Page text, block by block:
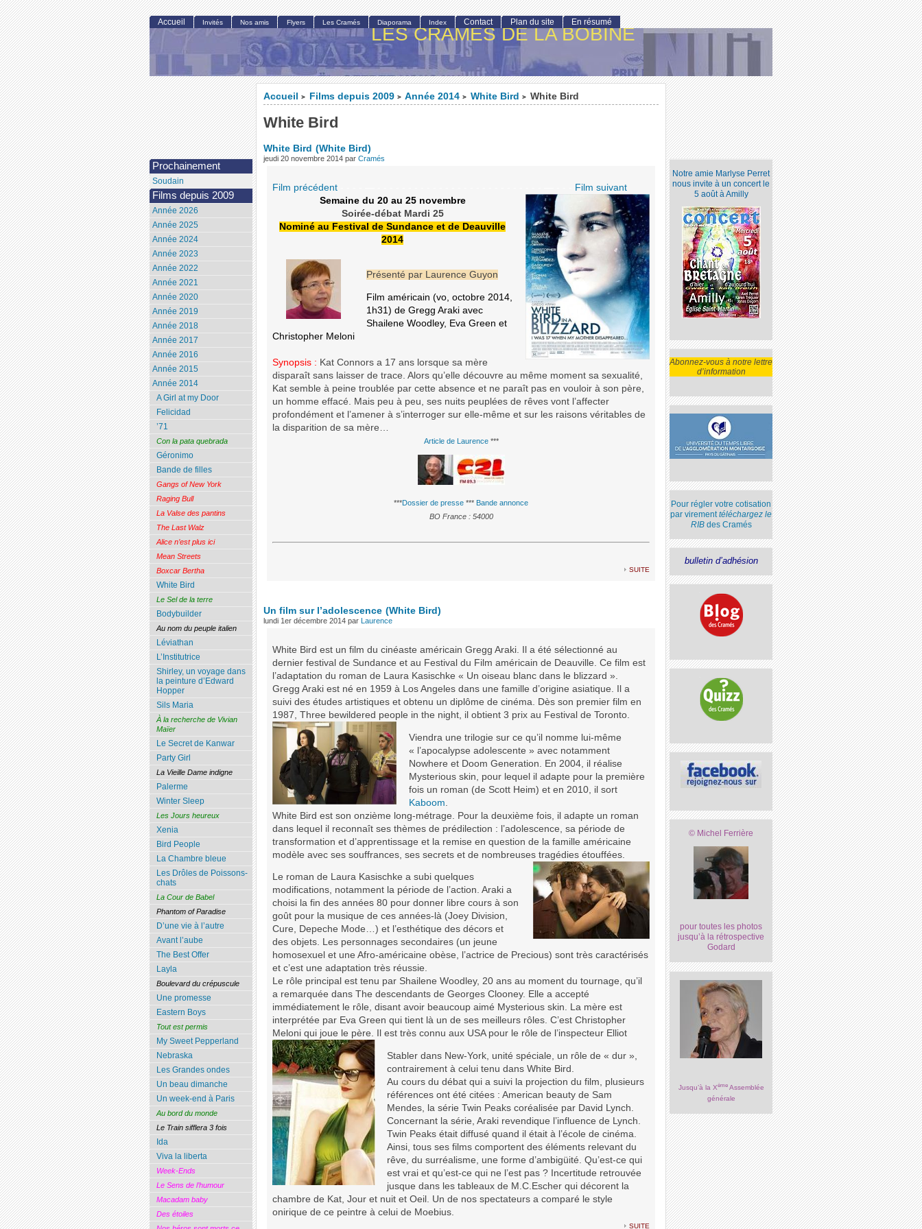
LES CRAMÉS DE LA BOBINE
Accueil > Films depuis 2009 > Année 2014 > White Bird > White Bird
White Bird
White Bird (White Bird)
jeudi 20 novembre 2014 par Cramés
Film précédent
Film suivant
Semaine du 20 au 25 novembre
Soirée-débat Mardi 25
Nominé au Festival de Sundance et de Deauville
2014
Présenté par Laurence Guyon
Film américain (vo, octobre 2014,
1h31) de Gregg Araki avec
Shailene Woodley, Eva Green et
Christopher Meloni
Synopsis : Kat Connors a 17 ans lorsque sa mère
disparaît sans laisser de trace. Alors qu’elle découvre au même moment sa sexualité,
Kat semble à peine troublée par cette absence et ne paraît pas en vouloir à son père,
un homme effacé. Mais peu à peu, ses nuits peuplées de rêves vont l’affecter
profondément et l’amener à s’interroger sur elle-même et sur les raisons véritables de
la disparition de sa mère…
Article de Laurence***
***Dossier de presse *** Bande annonce
BO France : 54000
suite
Un film sur l’adolescence (White Bird)
lundi 1er décembre 2014 par Laurence
White Bird est un film du cinéaste américain Gregg Araki. Il a été sélectionné au
dernier festival de Sundance et au Festival du Film américain de Deauville. Ce film est
l’adaptation du roman de Laura Kasischke « Un oiseau blanc dans le blizzard ».
Gregg Araki est né en 1959 à Los Angeles dans une famille d’origine asiatique. Il a
suivi des études artistiques et obtenu un diplôme de cinéma. Dès son premier film en
1987, Three bewildered people in the night, il obtient 3 prix au Festival de Toronto.
Viendra une trilogie sur ce qu’il nomme lui-même
« l’apocalypse adolescente » avec notamment
Nowhere et Doom Generation. En 2004, il réalise
Mysterious skin, pour lequel il adapte pour la première
fois un roman (de Scott Heim) et en 2010, il sort
Kaboom
White Bird est son onzième long-métrage. Pour la deuxième fois, il adapte un roman
dans lequel il reconnaît ses thèmes de prédilection : l’adolescence, sa période de
transformation et d’apprentissage et la remise en question de la famille américaine
modèle avec ses souffrances, ses secrets et de nombreuses tragédies étouffées.
Le roman de Laura Kasischke a subi quelques
modifications, notamment la période de l’action. Araki a
choisi la fin des années 80 pour donner libre cours à son
goût pour la musique de ces années-là (Joey Division,
Cure, Depeche Mode…) et l’esthétique des décors et
des objets. Les personnages secondaires (un jeune
homosexuel et une Afro-américaine obèse, l’actrice de Precious) sont très caractérisés
et c’est une adaptation très réussie.
Le rôle principal est tenu par Shailene Woodley, 20 ans au moment du tournage, qu’il
a remarquée dans The descendants de Georges Clooney. Elle a accepté
immédiatement le rôle, disant avoir beaucoup aimé Mysterious skin. La mère est
interprétée par Eva Green qui tient là un de ses meilleurs rôles. C’est Christopher
Meloni qui joue le père. Il est très connu aux USA pour le rôle de l’inspecteur Elliot
Stabler dans New-York, unité spéciale, un rôle de « dur »,
contrairement à celui tenu dans White Bird.
Au cours du débat qui a suivi la projection du film, plusieurs
références ont été citées : American beauty de Sam
Mendes, la série Twin Peaks coréalisée par David Lynch.
Concernant la série, Araki revendique l’influence de Lynch.
Twin Peaks était diffusé quand il était à l’école de cinéma.
Ainsi, tous ses films comportent des éléments relevant du
rêve, du surréalisme, une forme d’ambigüité. Qu’est-ce qui
est vrai et qu’est-ce qui ne l’est pas ? Incertitude retrouvée
jusque dans les tableaux de M.C.Escher qui décorent la
chambre de Kat, Jour et nuit et Oeil. Un de nos spectateurs a comparé le style
onirique de ce peintre à celui de Moebius.
suite
Notre amie Marlyse Perret
nous invite à un concert le
5 août à Amilly
Abonnez-vous à notre lettre
d’information
Pour régler votre cotisation
par virementtéléchargez le
RIBdes Cramés
bulletin d’adhésion
© Michel Ferrière
pour toutes les photos
jusqu’à la rétrospective
Godard
Jusqu’à la XèmeAssemblée
générale
Accueil Invités Nos amis Flyers Les Cramés Diaporama Index Contact Plan du site En résumé
Prochainement
Soudain
Films depuis 2009
Année 2026
Année 2025
Année 2024
Année 2023
Année 2022
Année 2021
Année 2020
Année 2019
Année 2018
Année 2017
Année 2016
Année 2015
Année 2014
A Girl at my Door
Felicidad
’71
Con la pata quebrada
Géronimo
Bande de filles
Gangs of New York
Raging Bull
La Valse des pantins
The Last Walz
Alice n’est plus ici
Mean Streets
Boxcar Bertha
White Bird
Le Sel de la terre
Bodybuilder
Au nom du peuple italien
Léviathan
L’Institutrice
Shirley, un voyage dans
la peinture d’Edward
Hopper
Sils Maria
À la recherche de Vivian
Maïer
Le Secret de Kanwar
Party Girl
La Vieille Dame indigne
Palerme
Winter Sleep
Les Jours heureux
Xenia
Bird People
La Chambre bleue
Les Drôles de Poissons-
chats
La Cour de Babel
Phantom of Paradise
D’une vie à l’autre
Avant l’aube
The Best Offer
Layla
Boulevard du crépuscule
Une promesse
Eastern Boys
Tout est permis
My Sweet Pepperland
Nebraska
Les Grandes ondes
Un beau dimanche
Un week-end à Paris
Au bord du monde
Le Train sifflera 3 fois
Ida
Viva la liberta
Week-Ends
Le Sens de l’humour
Macadam baby
Des étoiles